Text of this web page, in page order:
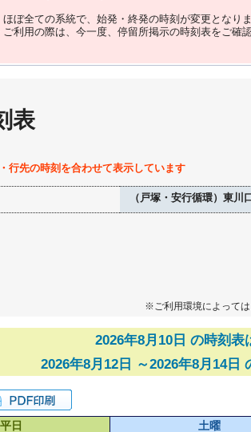
ほぼ全ての系統で、始発・終発の時刻が変更となりま
ご利用の際は、今一度、 停留所掲示の時刻表をご確
表
行先の時刻を合わせて表示しています
（戸塚・安行循環）東川
※ご利用環境によっては
2026年8月10日 の時刻表
2026年8月12日 ～2026年8月14日
平日 土曜